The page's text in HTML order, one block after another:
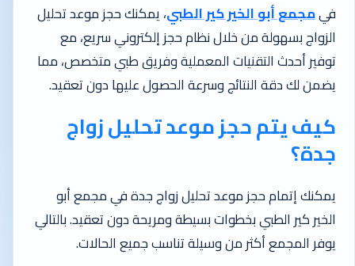
فيمجمع أبو الخير كير الطبي، يمكنك حجز موعد تحليل
الزواج بسهولة من خلال نظام حجز إلكتروني سريع، مع
توفير أحدث التقنيات المعملية وفريق طبي متخصص، مما
يضمن لك دقة النتائج وسرعة الحصول عليها دون تعقيد.
كيف يتم حجز موعد تحليل زواج
جدة؟
يمكنك إتمام حجز موعد تحليل زواج جدة في مجمع أبو
الخير كير الطبي بخطوات بسيطة ومريحة دون تعقيد. بالتالي
يوفر المجمع أكثر من وسيلة تناسب جميع الحالات.